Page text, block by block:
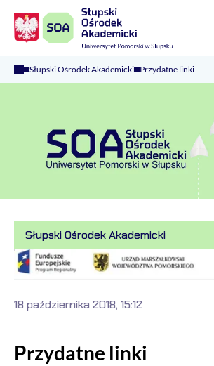
Słupski Ośrodek Akademicki Przydatne linki
Słupski Ośrodek Akademicki
Przydatne linki
18 października 2018, 15:12
Logo Kaliop Poland